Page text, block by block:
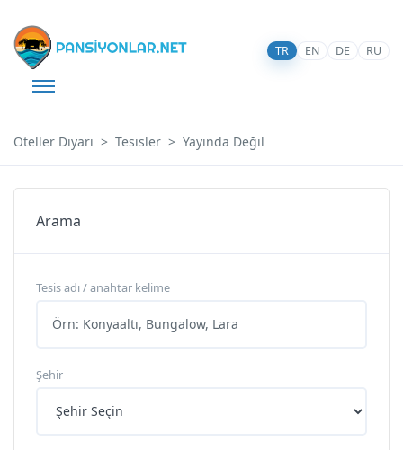
TR EN DE RU
Oteller Diyarı Tesisler Yayında Değil
Arama
Tesis adı / anahtar kelime
Şehir